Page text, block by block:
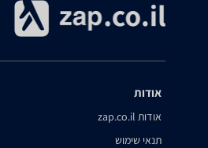
אודות
אודות zap.co.il
תנאי שימוש